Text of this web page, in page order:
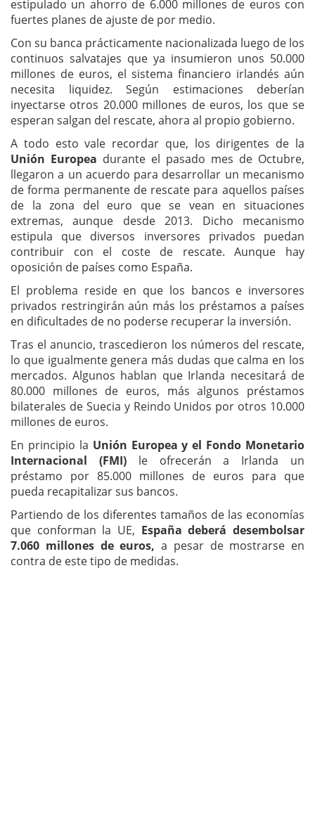
estipulado un ahorro de 6.000 millones de euros con
fuertes planes de ajuste de por medio.
Con su banca prácticamente nacionalizada luego de los
continuos salvatajes que ya insumieron unos 50.000
millones de euros, el sistema financiero irlandés aún
necesita liquidez. Según estimaciones deberían
inyectarse otros 20.000 millones de euros, los que se
esperan salgan del rescate, ahora al propio gobierno.
A todo esto vale recordar que, los dirigentes de la
Unión Europea durante el pasado mes de Octubre,
llegaron a un acuerdo para desarrollar un mecanismo
de forma permanente de rescate para aquellos países
de la zona del euro que se vean en situaciones
extremas, aunque desde 2013. Dicho mecanismo
estipula que diversos inversores privados puedan
contribuir con el coste de rescate. Aunque hay
oposición de países como España.
El problema reside en que los bancos e inversores
privados restringirán aún más los préstamos a países
en dificultades de no poderse recuperar la inversión.
Tras el anuncio, trascedieron los números del rescate,
lo que igualmente genera más dudas que calma en los
mercados. Algunos hablan que Irlanda necesitará de
80.000 millones de euros, más algunos préstamos
bilaterales de Suecia y Reindo Unidos por otros 10.000
millones de euros.
En principio la Unión Europea y el Fondo Monetario
Internacional (FMI)le ofrecerán a Irlanda un
préstamo por 85.000 millones de euros para que
pueda recapitalizar sus bancos.
Partiendo de los diferentes tamaños de las economías
que conforman la UE, España deberá desembolsar
7.060 millones de euros, a pesar de mostrarse en
contra de este tipo de medidas.